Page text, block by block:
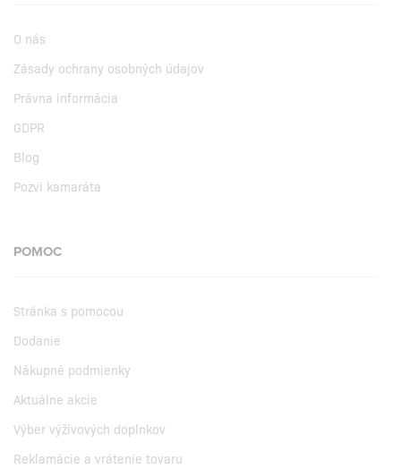
O nás
Zásady ochrany osobných údajov
Právna informácia
GDPR
Blog
Pozvi kamaráta
POMOC
Stránka s pomocou
Dodanie
Nákupné podmienky
Aktuálne akcie
Výber výživových doplnkov
Reklamácie a vrátenie tovaru